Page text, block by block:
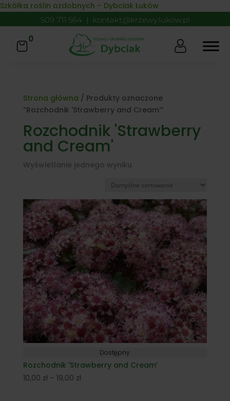
Skip to content
Szkółka roślin ozdobnych – Dybciak Łuków
509 711 564 | kontakt@krzewy.lukow.pl
0
Strona główna / Produkty oznaczone
“Rozchodnik 'Strawberry and Cream'”
Rozchodnik 'Strawberry
and Cream'
Wyświetlanie jednego wyniku
Dostępny
Rozchodnik 'Strawberry and Cream’
10,00 zł – 19,00 złZakres